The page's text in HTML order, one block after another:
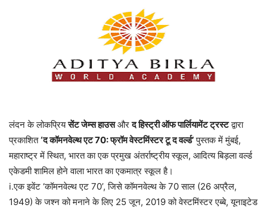
लंदन के लोकप्रियसेंट जेम्स हाउसऔरद हिस्ट्री ऑफ पार्लियामेंट ट्रस्टद्वारा
प्रकाशित‘द कॉमनवेल्थ एट 70: फ्रॉम वेस्टमिंस्टर टू द वर्ल्ड’पुस्तक में मुंबई,
महाराष्ट्र में स्थित, भारत का एक प्रमुख अंतर्राष्ट्रीय स्कूल, आदित्य बिड़ला वर्ल्ड
एकेडमी शामिल होने वाला भारत का एकमात्र स्कूल है।
i.एक इवेंट ‘कॉमनवेल्थ एट 70’, जिसे कॉमनवेल्थ के 70 साल (26 अप्रैल,
1949) के जश्न को मनाने के लिए 25 जून, 2019 को वेस्टमिंस्टर एब्बे, यूनाइटेड